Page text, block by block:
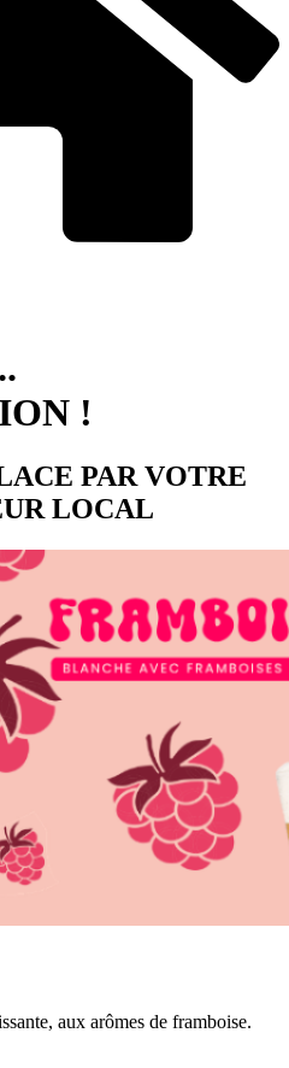
!
PAR VOTRE
LOCAL
aux arômes de framboise.